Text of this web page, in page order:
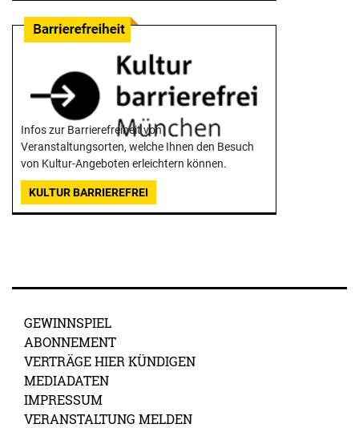
Infos zur Barrierefreiheit von
Veranstaltungsorten, welche Ihnen den Besuch
von Kultur-Angeboten erleichtern können.
KULTUR BARRIEREFREI
GEWINNSPIEL
ABONNEMENT
VERTRÄGE HIER KÜNDIGEN
MEDIADATEN
IMPRESSUM
VERANSTALTUNG MELDEN